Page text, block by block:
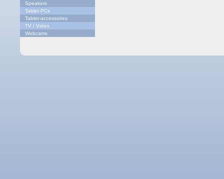
Speakers
Tablet PCs
Tablet-accessoires
TV / Video
Webcams